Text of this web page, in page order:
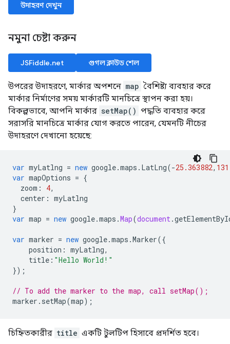
উদাহরণ দেখুন
নমুনা চেষ্টা করুন
JSFiddle.net গুগল ক্লাউড শেল
উপরের উদাহরণে, মার্কার অপশনে map বৈশিষ্ট্য ব্যবহার করে
মার্কার নির্মাণের সময় মার্কারটি মানচিত্রে স্থাপন করা হয়।
বিকল্পভাবে, আপনি মার্কার setMap() পদ্ধতি ব্যবহার করে
সরাসরি মানচিত্রে মার্কার যোগ করতে পারেন, যেমনটি নীচের
উদাহরণে দেখানো হয়েছে:
var myLatlng = new google.maps . LatLng(-25.363882,
var mapOptions = {
zoom : 4,
center : myLatlng
}
var map = new google.maps .Map(document.
var marker = new google.maps .Marker({
position : myLatlng,
title : "Hello World!"
});
// To add the marker to the map, call setMap();
marker . setMap(map);
চিহ্নিতকারীর title একটি টুলটিপ হিসাবে প্রদর্শিত হবে।